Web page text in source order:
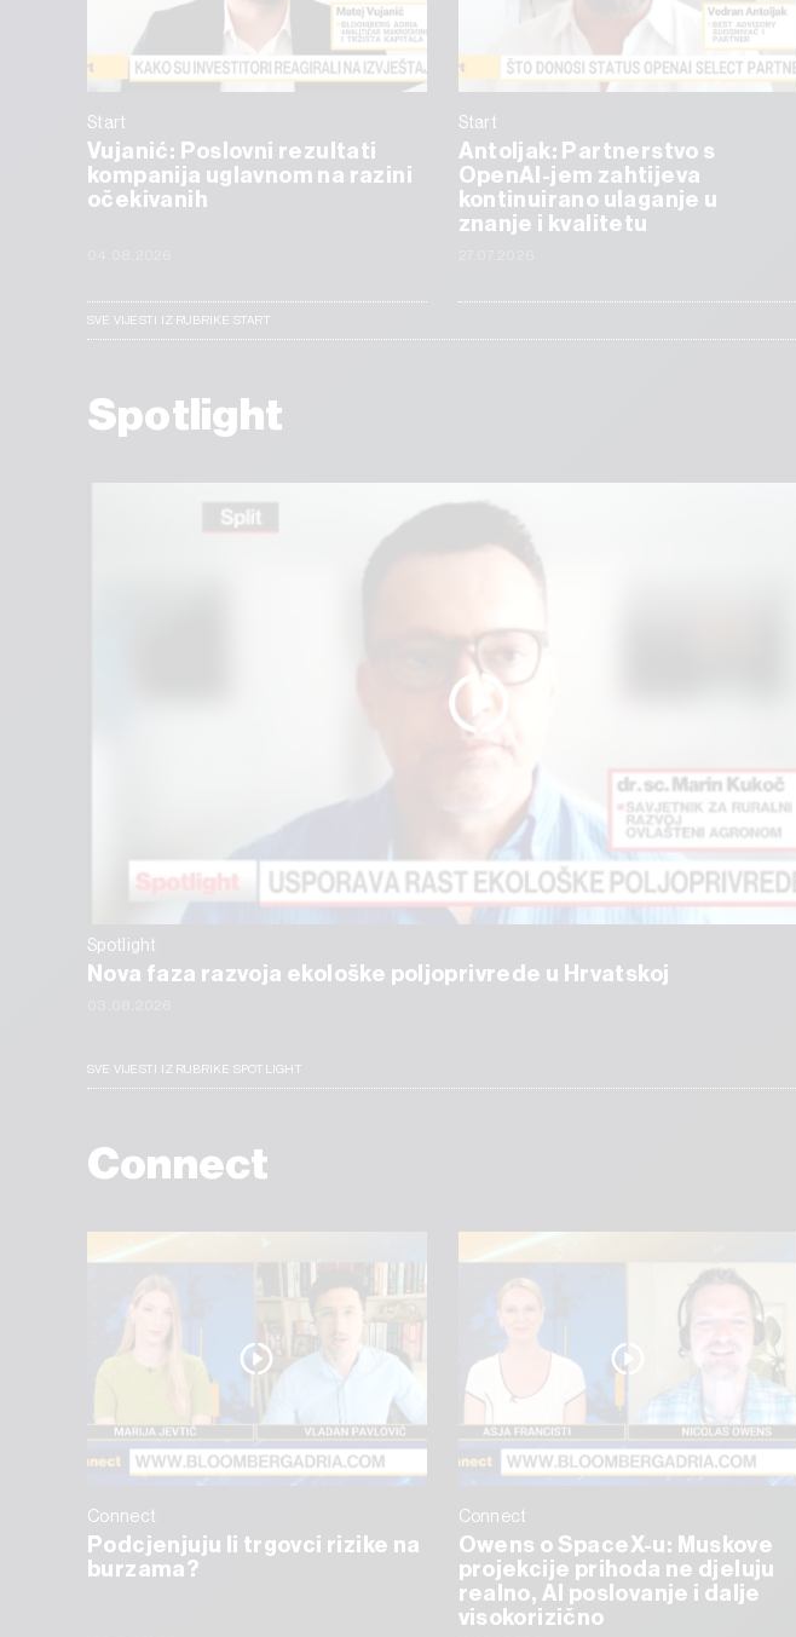
Start
Vujanić: Poslovni rezultati
kompanija uglavnom na razini
očekivanih
Start
Antoljak: Partnerstvo s
OpenAI-jem zahtijeva
kontinuirano ulaganje u
znanje i kvalitetu
SVE VIJESTI IZ RUBRIKE START
Spotlight
Spotlight
Nova faza razvoja ekološke poljoprivrede u Hrvatskoj
SVE VIJESTI IZ RUBRIKE SPOTLIGHT
Connect
Connect
Podcjenjuju li trgovci rizike na
burzama?
Connect
Owens o SpaceX-u: Muskove
projekcije prihoda ne djeluju
realno, AI poslovanje i dalje
visokorizično